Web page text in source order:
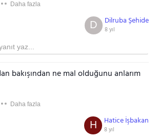
Daha fazla
Dilruba Şehide
8 yıl
D
bakışından ne mal olduğunu anlarım
Daha fazla
Hatice İşbakan
8 yıl
H